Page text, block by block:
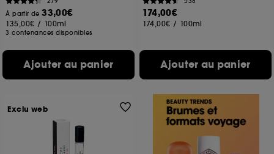
À partir de33,00€
135,00€ / 100ml
3 contenances disponibles
Ajouter au panier
174,00€
174,00€ / 100ml
Ajouter au panier
Exclu web